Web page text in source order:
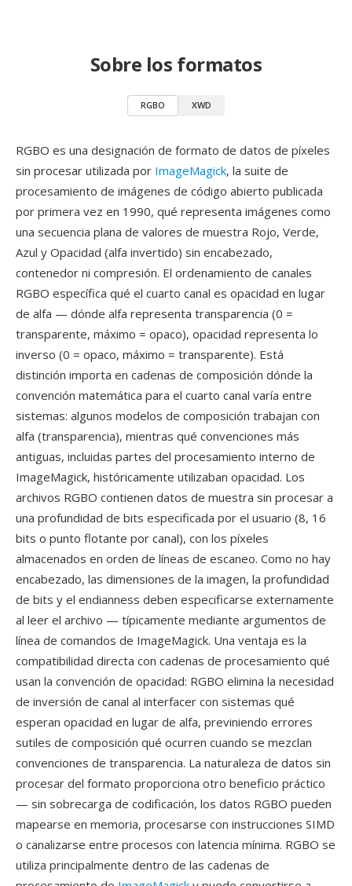
Sobre los formatos
RGBO XWD
RGBO es una designación de formato de datos de píxeles
sin procesar utilizada por ImageMagick, la suite de
procesamiento de imágenes de código abierto publicada
por primera vez en 1990, qué representa imágenes como
una secuencia plana de valores de muestra Rojo, Verde,
Azul y Opacidad (alfa invertido) sin encabezado,
contenedor ni compresión. El ordenamiento de canales
RGBO específica qué el cuarto canal es opacidad en lugar
de alfa — dónde alfa representa transparencia (0 =
transparente, máximo = opaco), opacidad representa lo
inverso (0 = opaco, máximo = transparente). Está
distinción importa en cadenas de composición dónde la
convención matemática para el cuarto canal varía entre
sistemas: algunos modelos de composición trabajan con
alfa (transparencia), mientras qué convenciones más
antiguas, incluidas partes del procesamiento interno de
ImageMagick, históricamente utilizaban opacidad. Los
archivos RGBO contienen datos de muestra sin procesar a
una profundidad de bits especificada por el usuario (8, 16
bits o punto flotante por canal), con los píxeles
almacenados en orden de líneas de escaneo. Como no hay
encabezado, las dimensiones de la imagen, la profundidad
de bits y el endianness deben especificarse externamente
al leer el archivo — típicamente mediante argumentos de
línea de comandos de ImageMagick. Una ventaja es la
compatibilidad directa con cadenas de procesamiento qué
usan la convención de opacidad: RGBO elimina la necesidad
de inversión de canal al interfacer con sistemas qué
esperan opacidad en lugar de alfa, previniendo errores
sutiles de composición qué ocurren cuando se mezclan
convenciones de transparencia. La naturaleza de datos sin
procesar del formato proporciona otro beneficio práctico
— sin sobrecarga de codificación, los datos RGBO pueden
mapearse en memoria, procesarse con instrucciones SIMD
o canalizarse entre procesos con latencia mínima. RGBO se
utiliza principalmente dentro de las cadenas de